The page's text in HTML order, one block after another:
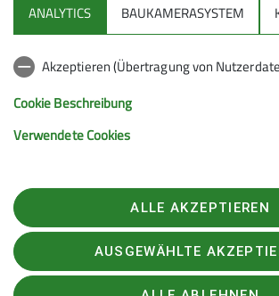
DAV Infos zu Bergsport allgemein
Deutscher Alpenverein (DAV) Friedrichshafen e.V.
Telefon +49754122361
Impressum
Datenschutzerklärung
ANALYTICS BAUKAMERASYSTEM
Akzeptieren (Übertragung von
Cookie Beschreibung
Verwendete Cookies
ALLE AKZEPTIEREN
AUSGEWÄHLTE